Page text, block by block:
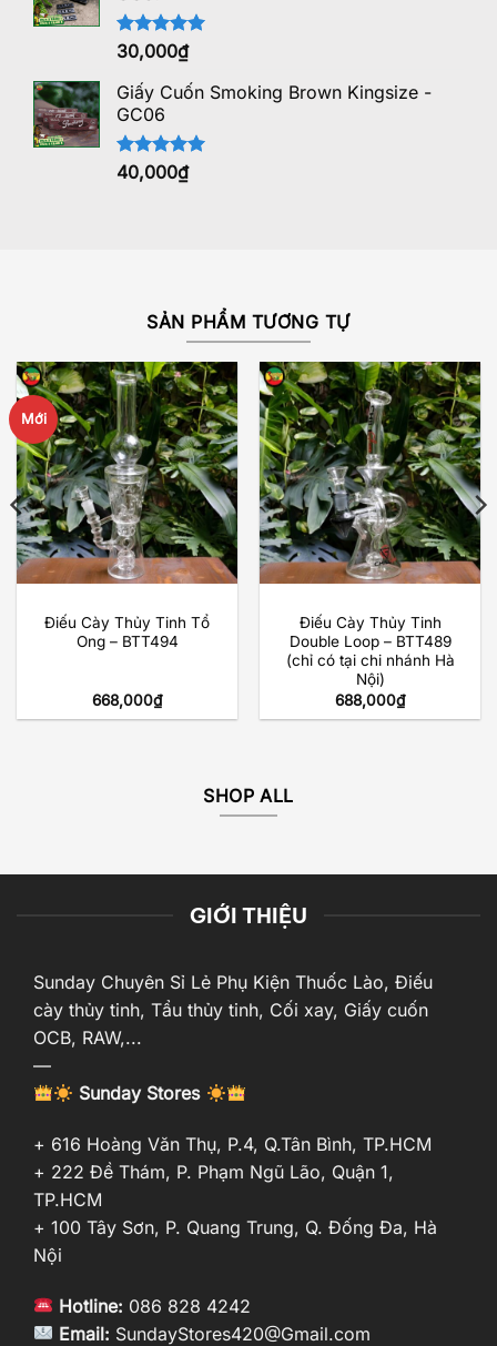
Được xếp
hạng
5.00
5 sao
30,000₫
Giấy Cuốn Smoking Brown Kingsize -
GC06
Được xếp
hạng
5.00
40,000₫
SẢN PHẨM TƯƠNG TỰ
Mới
Điếu Cày Thủy Tinh Tổ
Ong – BTT494
668,000₫
Điếu Cày Thủy Tinh
Double Loop – BTT489
(chỉ có tại chi nhánh Hà
Nội)
688,000₫
SHOP ALL
GIỚI THIỆU
Sunday Chuyên Sỉ Lẻ Phụ Kiện Thuốc Lào, Điếu
cày thủy tinh, Tẩu thủy tinh, Cối xay, Giấy cuốn
OCB, RAW,...
—
Sunday Stores
+ 616 Hoàng Văn Thụ, P.4, Q.Tân Bình, TP.HCM
+ 222 Đề Thám, P. Phạm Ngũ Lão, Quận 1,
TP.HCM
+ 100 Tây Sơn, P. Quang Trung, Q. Đống Đa, Hà
Nội
Hotline: 086 828 4242
Email: SundayStores420@Gmail.com